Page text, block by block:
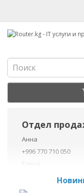
Отдел
Анна
+996 770 710 050
Елена
+996 770 710 040
+996 755 710 050